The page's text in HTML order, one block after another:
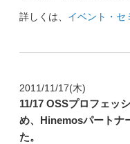
詳しくは、 イベント・セ
2011/11/17(木)
11/17 OSSプロフェッ
め、Hinemosパートナ
た。